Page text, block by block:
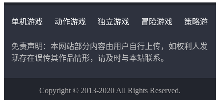
单机游戏 动作游戏 独立游戏 冒险游戏
策略游
免责声明：本网站部分内容由用户自行上传，如权利人发
现存在误传其作品情形，请及时与本站联系。
Copyright © 2013-2020 All Rights Reserved.